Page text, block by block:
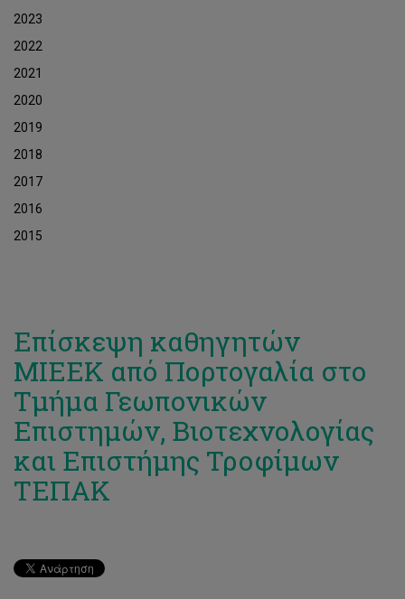
2023
2022
2021
2020
2019
2018
2017
2016
2015
Επίσκεψη καθηγητών
ΜΙΕΕΚ από Πορτογαλία στο
Τμήμα Γεωπονικών
Επιστημών, Βιοτεχνολογίας
και Επιστήμης Τροφίμων
ΤΕΠΑΚ